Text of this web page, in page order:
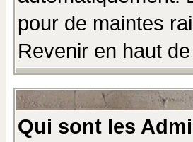
pour de maintes
Revenir en haut
Qui sont les